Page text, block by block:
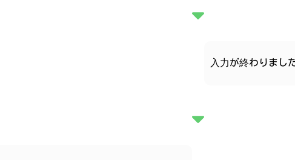
入力が終わりまし